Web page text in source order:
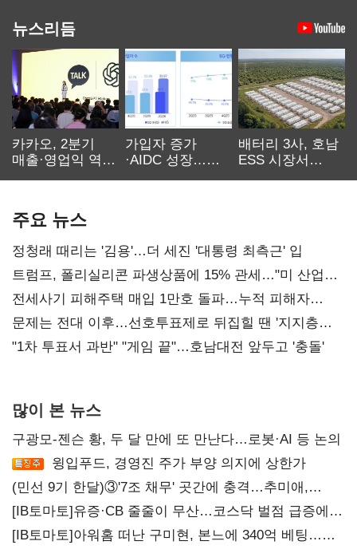
뉴스리듬
카카오, 2분기
매출·영업익 역대
가입자 증가
·AIDC 성장…
배터리 3사, 호남
ESS 시장서
주요 뉴스
정청래 때리는 '김용'…더 세진 '대통령 최측근' 입
트럼프, 폴리실리콘 파생상품에 15% 관세…"미 산업
재건"
전세사기 피해주택 매입 1만호 돌파…누적 피해자
4만278명
문제는 전대 이후…선호투표제로 뒤집힐 땐 '지지층
불복'
"1차 투표서 과반" "게임 끝"…호남대전 앞두고 '충돌'
많이 본 뉴스
구광모-젠슨 황, 두 달 만에 또 만난다…로봇·AI 등 논의
윙입푸드, 경영진 주가 부양 의지에 상한가
(민선 9기 한달)③'7조 채무' 곳간에 충격…추미애,
20년만에 '비상재정' 선언 승부수
[IB토마토]유증·CB 줄줄이 무산…코스닥 벌점 급증에
상폐 압박
[IB토마토]아워홈 떠난 구미현, 본느에 340억 베팅…